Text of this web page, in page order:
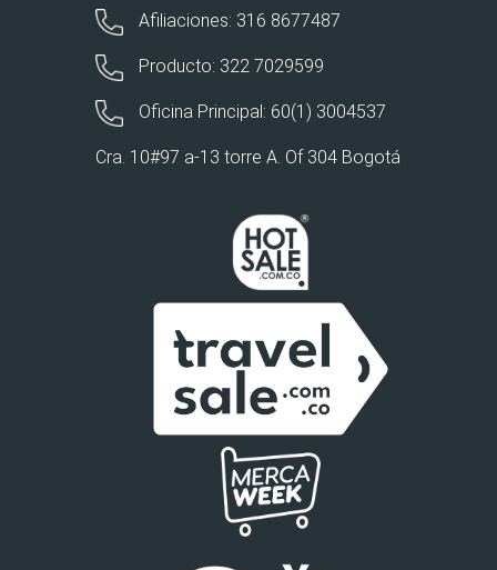
Afiliaciones: 316 8677487
Producto: 322 7029599
Oficina Principal: 60(1) 3004537
Cra. 10#97 a-13 torre A. Of 304 Bogotá